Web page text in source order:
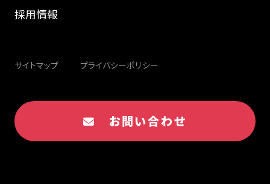
採用情報
サイトマップ プライバシーポリシー
お問い合わせ